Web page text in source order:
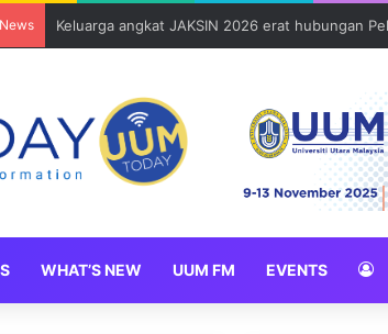
Sains Kuantitatif dan Sains Forensik:
WHAT’S NEW UUM FM EVENTS